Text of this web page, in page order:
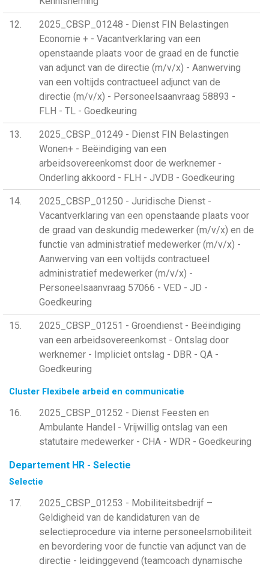
12
2025_CBSP_01248 - Dienst FIN Belastingen
Economie + - Vacantverklaring van een
openstaande plaats voor de graad en de functie
van adjunct van de directie (m/v/x) - Aanwerving
van een voltijds contractueel adjunct van de
directie (m/v/x) - Personeelsaanvraag 58893 -
FLH - TL - Goedkeuring
13
2025_CBSP_01249 - Dienst FIN Belastingen
Wonen+ - Beëindiging van een
arbeidsovereenkomst door de werknemer -
Onderling akkoord - FLH - JVDB - Goedkeuring
14
2025_CBSP_01250 - Juridische Dienst -
Vacantverklaring van een openstaande plaats voor
de graad van deskundig medewerker (m/v/x) en de
functie van administratief medewerker (m/v/x) -
Aanwerving van een voltijds contractueel
administratief medewerker (m/v/x) -
Personeelsaanvraag 57066 - VED - JD -
Goedkeuring
15
2025_CBSP_01251 - Groendienst - Beëindiging
van een arbeidsovereenkomst - Ontslag door
werknemer - Impliciet ontslag - DBR - QA -
Goedkeuring
Cluster Flexibele arbeid en communicatie
16
2025_CBSP_01252 - Dienst Feesten en
Ambulante Handel - Vrijwillig ontslag van een
statutaire medewerker - CHA - WDR - Goedkeuring
Departement HR - Selectie
Selectie
17
2025_CBSP_01253 - Mobiliteitsbedrijf –
Geldigheid van de kandidaturen van de
selectieprocedure via interne personeelsmobiliteit
en bevordering voor de functie van adjunct van de
directie - leidinggevend (teamcoach dynamische